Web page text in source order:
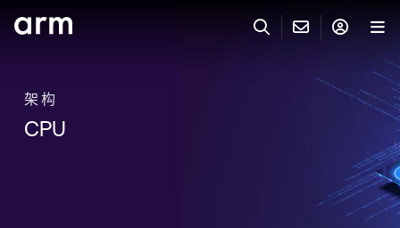
联系技术支持
ARM 账户
产品
架构
CPU